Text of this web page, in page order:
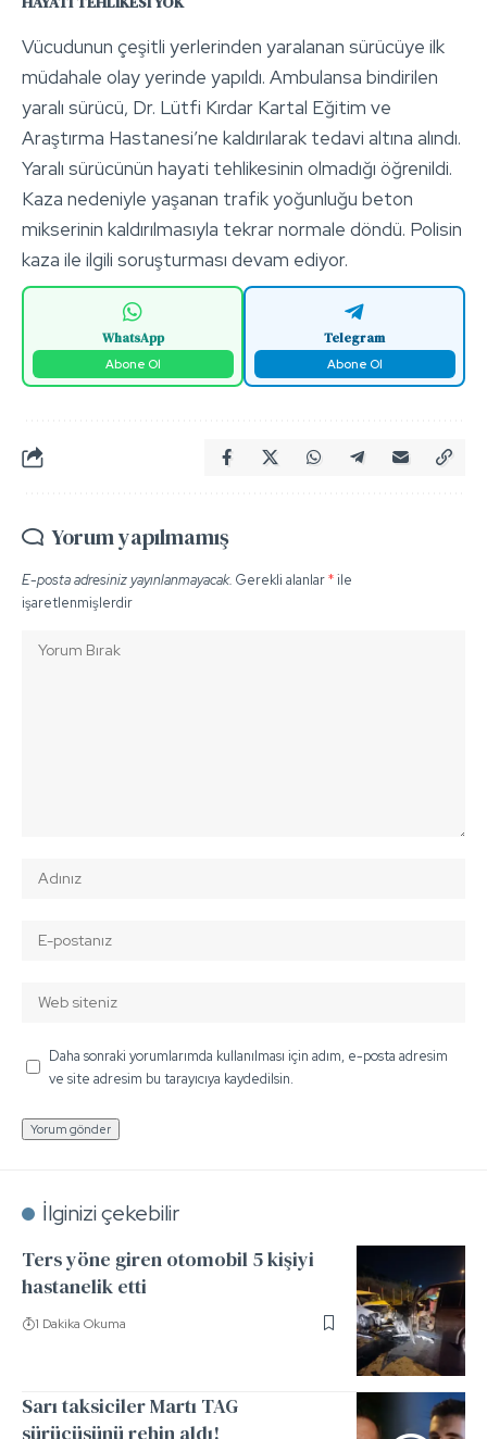
Vücudunun çeşitli yerlerinden yaralanan sürücüye ilk
müdahale olay yerinde yapıldı. Ambulansa bindirilen
yaralı sürücü, Dr. Lütfi Kırdar Kartal Eğitim ve
Araştırma Hastanesi’ne kaldırılarak tedavi altına alındı.
Yaralı sürücünün hayati tehlikesinin olmadığı öğrenildi.
Kaza nedeniyle yaşanan trafik yoğunluğu beton
mikserinin kaldırılmasıyla tekrar normale döndü. Polisin
kaza ile ilgili soruşturması devam ediyor.
WhatsApp
Abone Ol
Telegram
Abone Ol
Yorum yapılmamış
E-posta adresiniz yayınlanmayacak. Gerekli alanlar*ile
işaretlenmişlerdir
Daha sonraki yorumlarımda kullanılması için adım, e-posta adresim
ve site adresim bu tarayıcıya kaydedilsin.
İlginizi çekebilir
Ters yöne giren otomobil 5 kişiyi
hastanelik etti
1 Dakika Okuma
Sarı taksiciler Martı TAG
sürücüsünü rehin aldı!